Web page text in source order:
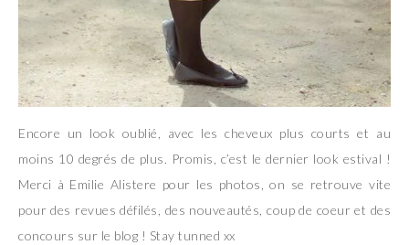
Encore un look oublié, avec les cheveux plus courts et au
moins 10 degrés de plus. Promis, c’est le dernier look estival !
Merci à Emilie Alistere pour les photos, on se retrouve vite
pour des revues défilés, des nouveautés, coup de coeur et des
concours sur le blog ! Stay tunned xx